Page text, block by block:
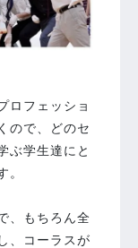
ロフェッショ
ので、どのセ
ぶ学生達にと
。
、もちろん全
、コーラスが